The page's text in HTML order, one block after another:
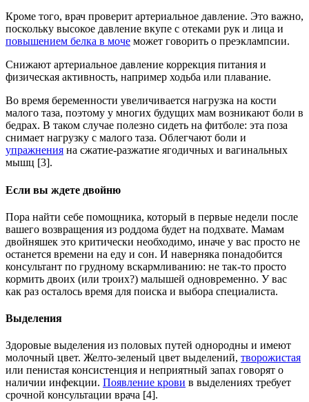
Кроме того, врач проверит артериальное давление. Это важно,
поскольку высокое давление вкупе с отеками рук и лица и
повышением белка в моче может говорить о преэклампсии.
Снижают артериальное давление коррекция питания и
физическая активность, например ходьба или плавание.
Во время беременности увеличивается нагрузка на кости
малого таза, поэтому у многих будущих мам возникают боли в
бедрах. В таком случае полезно сидеть на фитболе: эта поза
снимает нагрузку с малого таза. Облегчают боли и
упражнения на сжатие-разжатие ягодичных и вагинальных
мышц [3].
Если вы ждете двойню
Пора найти себе помощника, который в первые недели после
вашего возвращения из роддома будет на подхвате. Мамам
двойняшек это критически необходимо, иначе у вас просто не
останется времени на еду и сон. И наверняка понадобится
консультант по грудному вскармливанию: не так-то просто
кормить двоих (или троих?) малышей одновременно. У вас
как раз осталось время для поиска и выбора специалиста.
Выделения
Здоровые выделения из половых путей однородны и имеют
молочный цвет. Желто-зеленый цвет выделений, творожистая
или пенистая консистенция и неприятный запах говорят о
наличии инфекции. Появление крови в выделениях требует
срочной консультации врача [4].